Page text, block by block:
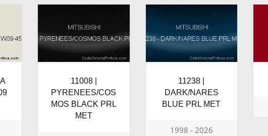
11008 |
PYRENEES/COS
MOS BLACK PRL
MET
11238 |
DARK/NARES
BLUE PRL MET
1998 - 2026